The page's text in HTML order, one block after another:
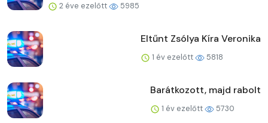
2 éve ezelőtt 5985
Eltűnt Zsólya Kíra Veronika
1 év ezelőtt 5818
Barátkozott, majd rabolt
1 év ezelőtt 5730